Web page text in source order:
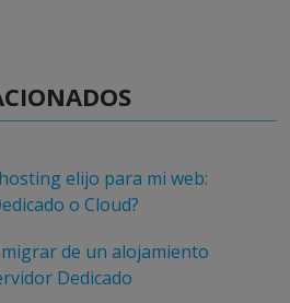
elijo para mi web:
o Cloud?
de un alojamiento
Dedicado